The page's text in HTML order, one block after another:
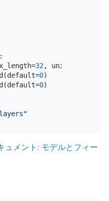
32, unique=
0)
0)
ュメント: モデルとフィー